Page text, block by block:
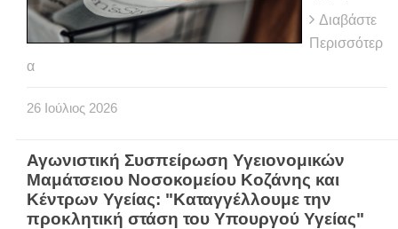
Διαβάστε
Περισσότερ
α
26 Ιούλιος 2026
Αγωνιστική Συσπείρωση Υγειονομικών
Μαμάτσειου Νοσοκομείου Κοζάνης και
Κέντρων Υγείας: "Καταγγέλλουμε την
προκλητική στάση του Υπουργού Υγείας"